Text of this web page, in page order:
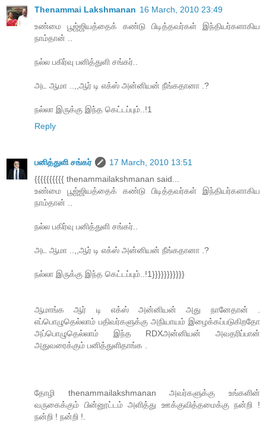
Thenammai Lakshmanan 16 March, 2010 23:49
உண்மை பூஜ்ஜியத்தைக் கண்டு பிடித்தவர்கள் இந்தியர்களாகிய
நாம்தான் ..
நல்ல பகிர்வு பனித்துளி சங்கர்..
அட ஆமா ..,,ஆர் டி எக்ஸ் அன்னியன் நீங்கதானா .?
நல்லா இருக்கு இந்த கெட்டப்பும்..!1
Reply
பனித்துளி சங்கர்
17 March, 2010 13:51
{{{{{{{{{{ thenammailakshmanan said...
உண்மை பூஜ்ஜியத்தைக் கண்டு பிடித்தவர்கள் இந்தியர்களாகிய
நாம்தான் ..
நல்ல பகிர்வு பனித்துளி சங்கர்..
அட ஆமா ..,,ஆர் டி எக்ஸ் அன்னியன் நீங்கதானா .?
நல்லா இருக்கு இந்த கெட்டப்பும்..!1}}}}}}}}}}}
ஆமாங்க ஆர் டி எக்ஸ் அன்னியன் அது நானேதான் .
எப்பொழுதெல்லாம் பதிவர்களுக்கு அநியாயம் இழைக்கப்படுகிறதோ
அப்பொழுதெல்லாம் இந்த RDXஅன்னியன் அவதரிப்பான்
அதுவரைக்கும் பனித்துளிதாங்க .
தோழி thenammailakshmanan அவர்களுக்கு உங்களின்
வருகைக்கும் பின்னூட்டம் அளித்து ஊக்குவித்தமைக்கு நன்றி !
நன்றி ! நன்றி !.